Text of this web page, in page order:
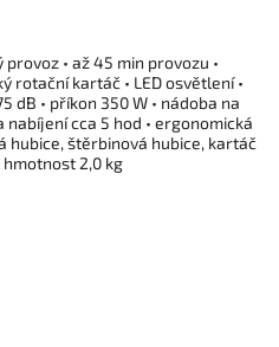
• až 45 min provozu •
rotační kartáč • LED osvětlení •
dB • příkon 350 W • nádoba na
nabíjení cca 5 hod • ergonomická
hubice, štěrbinová hubice, kartáč
hmotnost 2,0 kg